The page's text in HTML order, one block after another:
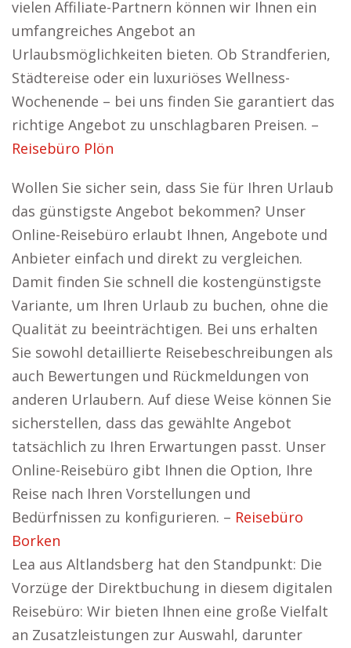
vielen Affiliate-Partnern können wir Ihnen ein
umfangreiches Angebot an
Urlaubsmöglichkeiten bieten. Ob Strandferien,
Städtereise oder ein luxuriöses Wellness-
Wochenende – bei uns finden Sie garantiert das
richtige Angebot zu unschlagbaren Preisen. –
Reisebüro Plön
Wollen Sie sicher sein, dass Sie für Ihren Urlaub
das günstigste Angebot bekommen? Unser
Online-Reisebüro erlaubt Ihnen, Angebote und
Anbieter einfach und direkt zu vergleichen.
Damit finden Sie schnell die kostengünstigste
Variante, um Ihren Urlaub zu buchen, ohne die
Qualität zu beeinträchtigen. Bei uns erhalten
Sie sowohl detaillierte Reisebeschreibungen als
auch Bewertungen und Rückmeldungen von
anderen Urlaubern. Auf diese Weise können Sie
sicherstellen, dass das gewählte Angebot
tatsächlich zu Ihren Erwartungen passt. Unser
Online-Reisebüro gibt Ihnen die Option, Ihre
Reise nach Ihren Vorstellungen und
Bedürfnissen zu konfigurieren. – Reisebüro
Borken
Lea aus Altlandsberg hat den Standpunkt: Die
Vorzüge der Direktbuchung in diesem digitalen
Reisebüro: Wir bieten Ihnen eine große Vielfalt
an Zusatzleistungen zur Auswahl, darunter